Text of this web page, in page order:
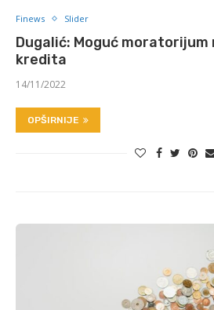
Finews Slider
Dugalić: Moguć
kredita
14/11/2022
OPŠIRNIJE